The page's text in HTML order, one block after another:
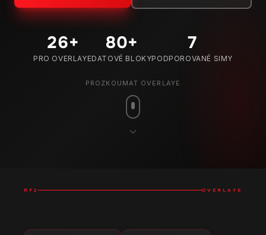
26+
PRO OVERLAYE
80+
DATOVÉ BLOKY
7
PODPOROVANÉ SIMY
PROZKOUMAT OVERLAYE
RF2 OVERLAYE